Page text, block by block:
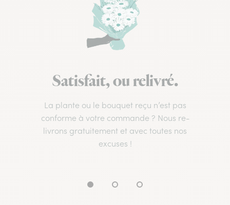
Satisfait, ou relivré.
La plante ou le bouquet reçu n’est pas
conforme à votre commande ? Nous re-
livrons gratuitement et avec toutes nos
excuses !